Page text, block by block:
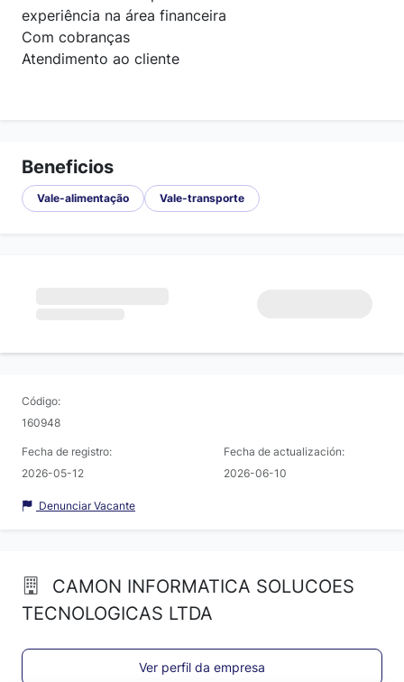
experiência na área financeira
Com cobranças
Atendimento ao cliente
Beneficios
Vale-alimentação Vale-transporte
Código:
160948
Fecha de registro:
2026-05-12
Fecha de actualización:
2026-06-10
Denunciar Vacante
CAMON INFORMATICA SOLUCOES
TECNOLOGICAS LTDA
Ver perfil da empresa